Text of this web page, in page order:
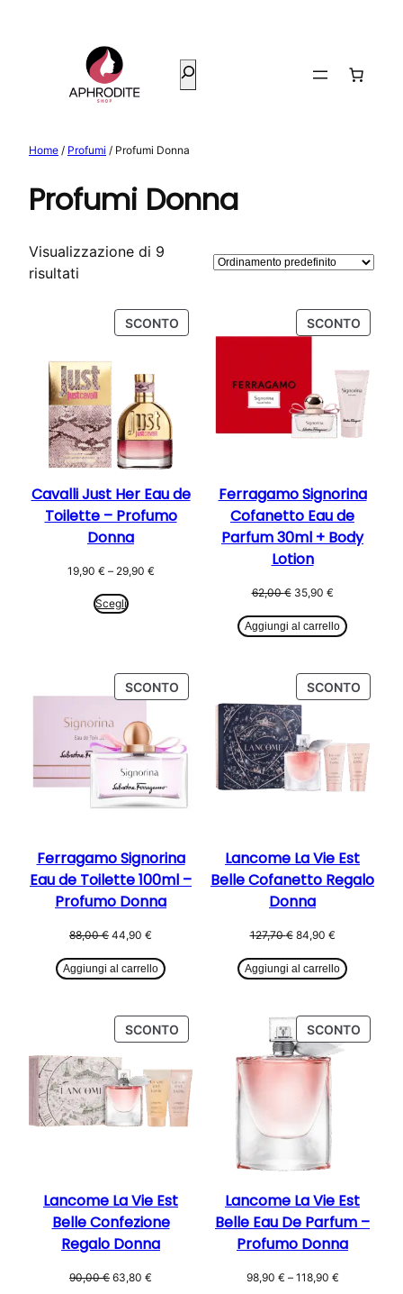
Cerca
Home / Profumi / Profumi Donna
Profumi Donna
Visualizzazione di 9
risultati
SCONTOPRODOTTO
IN
Cavalli Just Her Eau de
Toilette – Profumo
Donna
19,90 € – 29,90 €Fascia
Scegli
SCONTO
IN
Ferragamo Signorina
Cofanetto Eau de
Parfum 30ml + Body
Lotion
62,00€ Il
originale
era:
35,90 €Il
attuale
è:
Aggiungi al carrello
SCONTOPRODOTTO
IN
OFFERTA
Ferragamo Signorina
Eau de Toilette 100ml –
Profumo Donna
88,00€ Il
originale
era:
44,90 €
attuale
è:
Aggiungi al carrello
SCONTO
IN
Lancome La Vie Est
Belle Cofanetto Regalo
Donna
127,70€ Il
originale
era:
84,90 €Il
attuale
è:
Aggiungi al carrello
SCONTOPRODOTTO
IN
OFFERTA
Lancome La Vie Est
Belle Confezione
Regalo Donna
90,00€ Il
63,80 €
SCONTO
IN
Lancome La Vie Est
Belle Eau De Parfum –
Profumo Donna
98,90 € – 118,90 €Fascia